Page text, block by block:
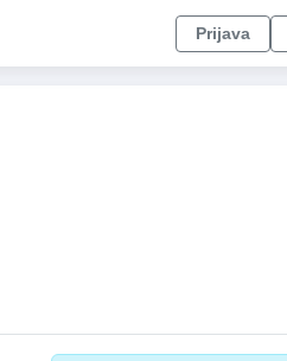
Prijava